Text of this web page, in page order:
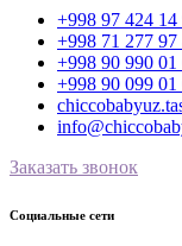
+998 97 424 14
+998 71 277 97
+998 90 990 01
+998 90 099 01
Заказать звонок
Социальные сети